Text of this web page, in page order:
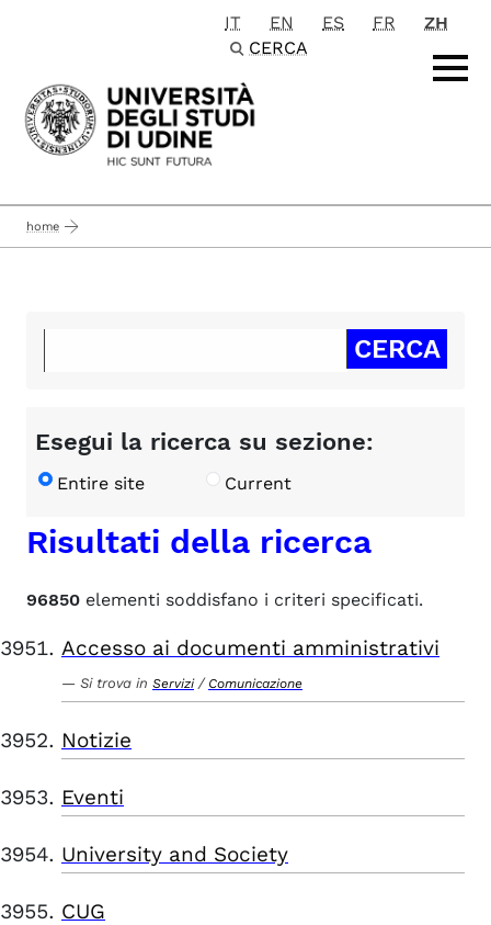
Passa al contenuto principale
IT EN ES FR
ZH
CERCA
home
Esegui la ricerca su sezione:
Entire site Current
Risultati della ricerca
96850 elementi soddisfano i criteri specificati.
Accesso ai documenti amministrativi
Si trova in Servizi / Comunicazione
Notizie
Eventi
University and Society
CUG